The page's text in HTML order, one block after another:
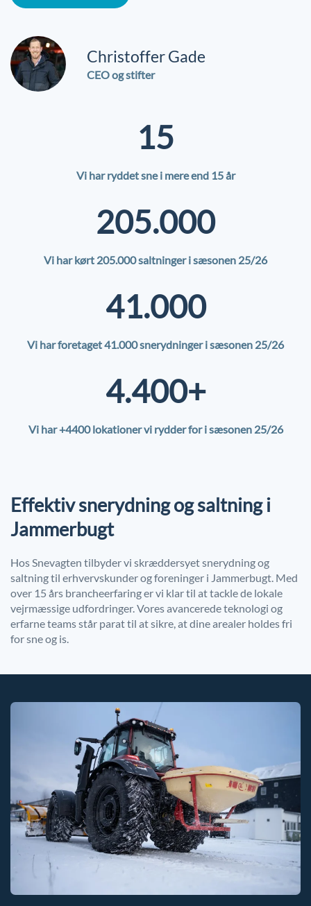
Christoffer Gade
CEO og stifter
15
Vi har ryddet sne i mere end 15 år
205.000
Vi har kørt 205.000saltninger i sæsonen 25/26
41.000
Vi har foretaget 41.000 snerydninger i sæsonen 25/26
4.400+
Vi har +4400 lokationer vi rydder for i sæsonen 25/26
Effektiv snerydning og saltning i
Jammerbugt
Hos Snevagten tilbyder vi skræddersyet snerydning og
saltning til erhvervskunder og foreninger i Jammerbugt. Med
over 15 års brancheerfaring er vi klar til at tackle de lokale
vejrmæssige udfordringer. Vores avancerede teknologi og
erfarne teams står parat til at sikre, at dine arealer holdes fri
for sne og is.